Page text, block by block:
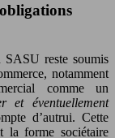
SASU reste soumis
notamment
comme un
et éventuellement
d’autrui. Cette
la forme sociétaire